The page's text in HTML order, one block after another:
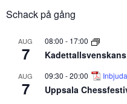
Schack på gång
AUG
7
08:00 - 17:00
AUG
7
09:30 -20:00
Uppsala